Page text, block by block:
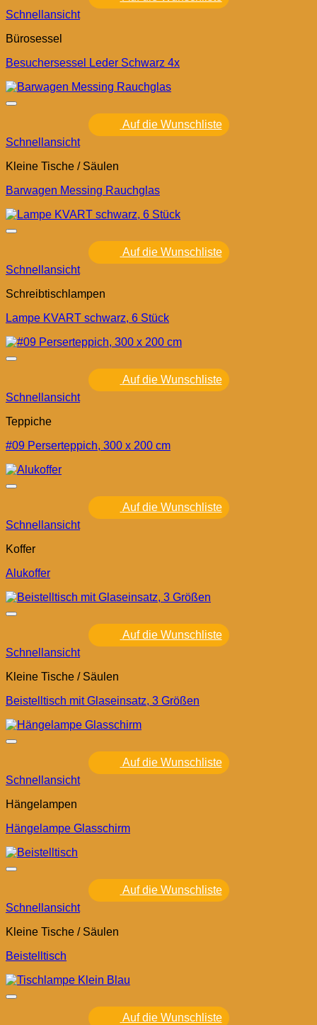
Schnellansicht
Bürosessel
Besuchersessel Leder Schwarz 4x
Auf die Wunschliste
Schnellansicht
Kleine Tische / Säulen
Barwagen Messing Rauchglas
Auf die Wunschliste
Schnellansicht
Schreibtischlampen
Lampe KVART schwarz, 6 Stück
Auf die Wunschliste
Schnellansicht
Teppiche
#09 Perserteppich, 300 x 200 cm
Auf die Wunschliste
Schnellansicht
Koffer
Alukoffer
Auf die Wunschliste
Schnellansicht
Kleine Tische / Säulen
Beistelltisch mit Glaseinsatz, 3 Größen
Auf die Wunschliste
Schnellansicht
Hängelampen
Hängelampe Glasschirm
Auf die Wunschliste
Schnellansicht
Kleine Tische / Säulen
Beistelltisch
Auf die Wunschliste